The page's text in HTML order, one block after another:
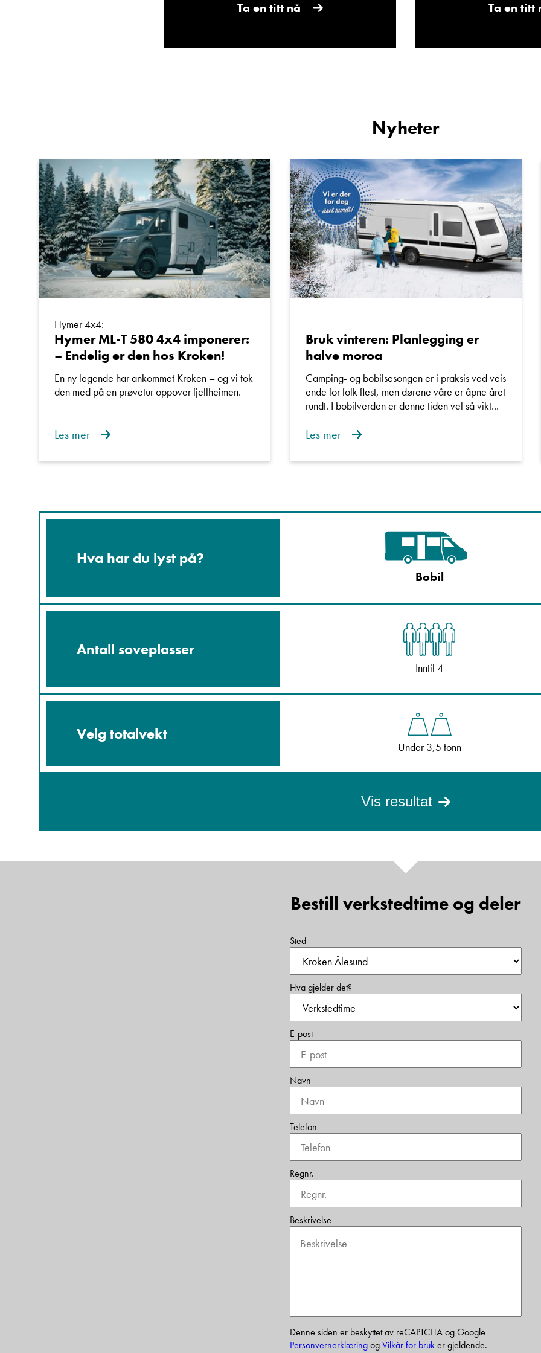
Ta en titt nå Ta en titt
Nyheter
Hymer 4x4:
Hymer ML-T 580 4x4 imponerer:
– Endelig er den hos Kroken!
En ny legende har ankommet Kroken – og vi tok
den med på en prøvetur oppover fjellheimen.
Les mer
Bruk vinteren: Planlegging er
halve moroa
Camping- og bobilsesongen er i praksis ved veis
ende for folk flest, men dørene våre er åpne året
rundt. I bobilverden er denne tiden vel så vikt...
Les mer
Hva har du lyst på?
Bobil
Antall soveplasser
Inntil 4
Velg totalvekt
Under 3,5 tonn
Vis resultat
Bestill verkstedtime og deler
Sted
Hva gjelder det?
E-post
Navn
Telefon
Regnr.
Beskrivelse
Denne siden er beskyttet av reCAPTCHA og Google
PersonvernerklæringogVilkår for bruker gjeldende.